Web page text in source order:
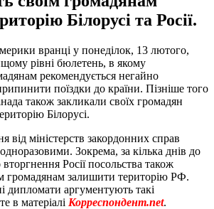
Білорусі та Росії.
вранці у понеділок, 13 лютого,
рівні бюлетень, в якому
рекомендується негайно
поїздки до країни. Пізніше того
також закликали своїх громадян
Білорусі.
від міністерств закордонних справ
Зокрема, за кілька днів до
Росії посольства також
громадянам залишити територію РФ.
дипломати аргументують такі
в матеріалі Корреспондент.net.